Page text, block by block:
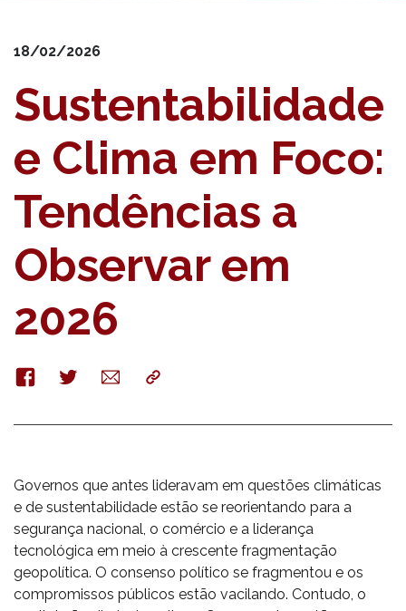
18/02/2026
Sustentabilidade
e Clima em Foco:
Tendências a
Observar em
2026
FacebookTwitterE-
mail
Copy
Governos que antes lideravam em questões climáticas
e de sustentabilidade estão se reorientando para a
segurança nacional, o comércio e a liderança
tecnológica em meio à crescente fragmentação
geopolítica. O consenso político se fragmentou e os
compromissos públicos estão vacilando. Contudo, o